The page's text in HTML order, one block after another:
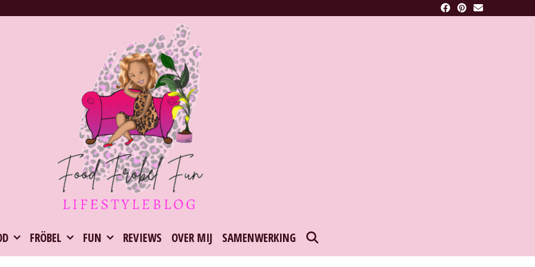
FRÖBEL FUN REVIEWS OVER MIJ SAMENWERKING